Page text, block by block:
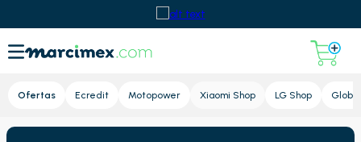
Ofertas Ecredit Motopower Xiaomi Shop LG Shop Global